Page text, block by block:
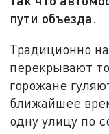
пути объезда.
Традиционно
перекрывают
горожане
ближайшее
одну улицу по